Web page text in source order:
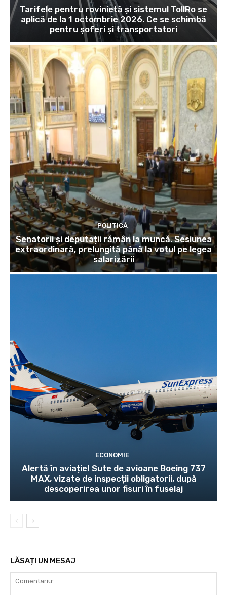
Tarifele pentru rovinietă și sistemul TollRo se
aplică de la 1 octombrie 2026. Ce se schimbă
pentru șoferi și transportatori
POLITICĂ
Senatorii și deputații rămân la muncă. Sesiunea
extraordinară, prelungită până la votul pe legea
salarizării
ECONOMIE
Alertă în aviație! Sute de avioane Boeing 737
MAX, vizate de inspecții obligatorii, după
descoperirea unor fisuri în fuselaj
LĂSAȚI UN MESAJ